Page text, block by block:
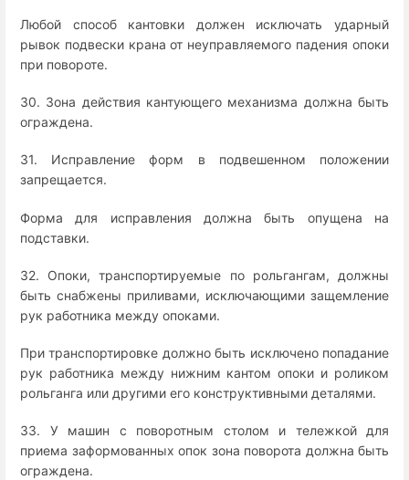
Любой способ кантовки должен исключать ударный
рывок подвески крана от неуправляемого падения опоки
при повороте.
30. Зона действия кантующего механизма должна быть
ограждена.
31. Исправление форм в подвешенном положении
запрещается.
Форма для исправления должна быть опущена на
подставки.
32. Опоки, транспортируемые по рольгангам, должны
быть снабжены приливами, исключающими защемление
рук работника между опоками.
При транспортировке должно быть исключено попадание
рук работника между нижним кантом опоки и роликом
рольганга или другими его конструктивными деталями.
33. У машин с поворотным столом и тележкой для
приема заформованных опок зона поворота должна быть
ограждена.